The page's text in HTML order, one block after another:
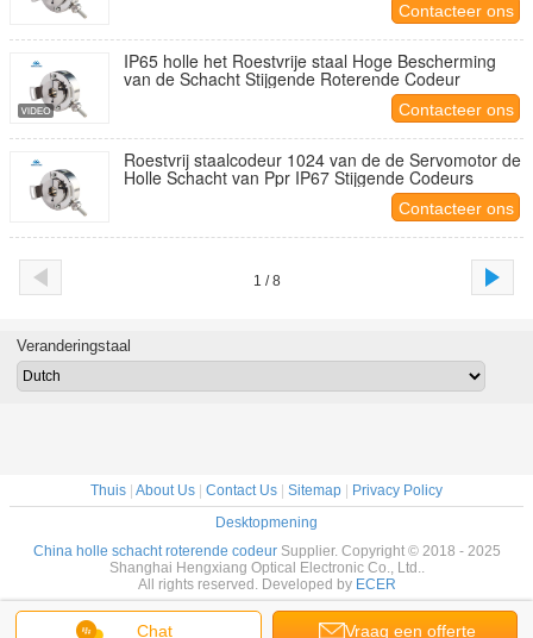
Contacteer ons
IP65 holle het Roestvrije staal Hoge Bescherming
van de Schacht Stijgende Roterende Codeur
Contacteer ons
Roestvrij staalcodeur 1024 van de de Servomotor de
Holle Schacht van Ppr IP67 Stijgende Codeurs
Contacteer ons
1 / 8
Chat Vraag een offerte
Veranderingstaal
Thuis About Us Contact Us Sitemap
Privacy Policy
Desktopmening
China holle schacht roterende codeurSupplier. Copyright © 2018 - 2025
Shanghai Hengxiang Optical Electronic Co., Ltd..
All rights reserved. Developed by ECER